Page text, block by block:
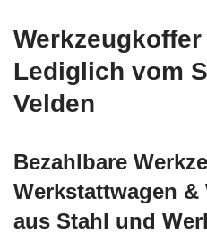
Werkzeugkoffer
Lediglich vom
Velden
Bezahlbare
Werkstattwagen &
aus Stahl und